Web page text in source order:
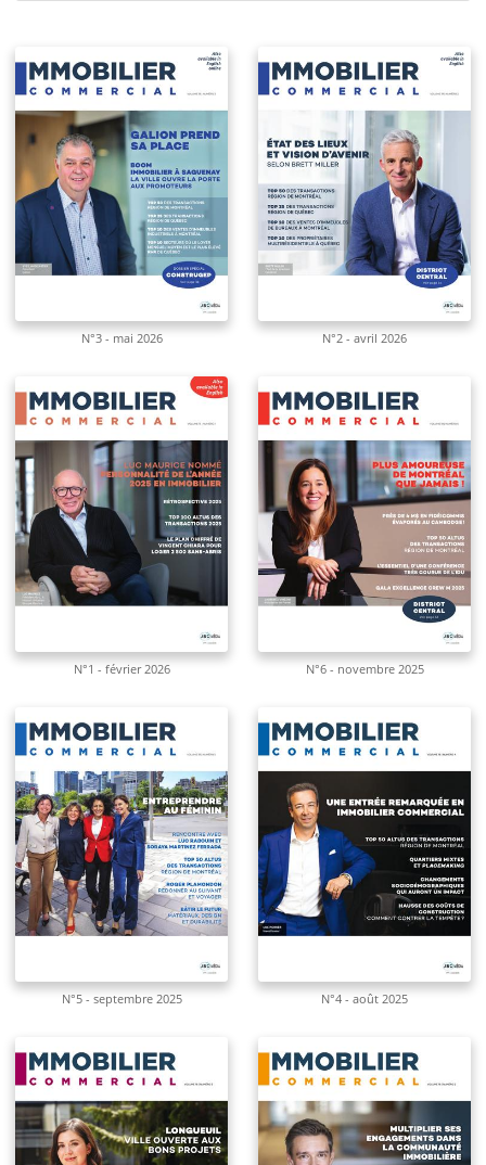
N°3 - mai 2026 N°2 - avril 2026
N°1 - février 2026 N°6 - novembre 2025
N°5 - septembre 2025 N°4 - août 2025